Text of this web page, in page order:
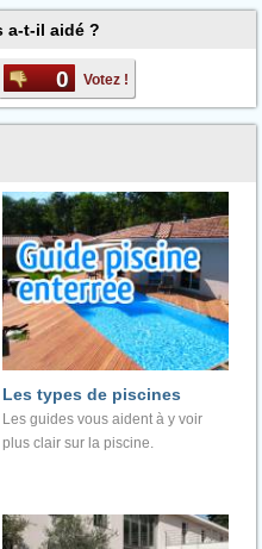
a-t-il aidé ?
0 Votez !
Les types de piscines
Les guides vous aident à y voir
plus clair sur la piscine.